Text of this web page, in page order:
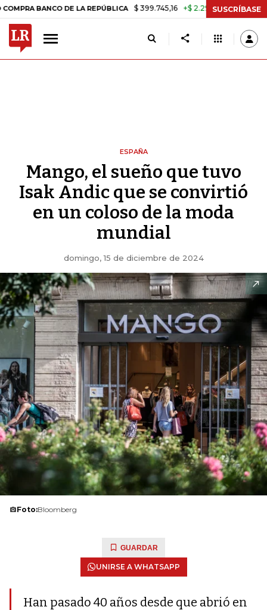
BANCO DE LA REPÚBLICA $ 399.745,16 +$ 2.295,71 +0,58% TASA
SUSCRÍBASE
ESPAÑA
Mango, el sueño que tuvo
Isak Andic que se convirtió
en un coloso de la moda
mundial
domingo, 15 de diciembre de 2024
Foto:Bloomberg
GUARDAR
UNIRSE A WHATSAPP
Han pasado 40 años desde que abrió en